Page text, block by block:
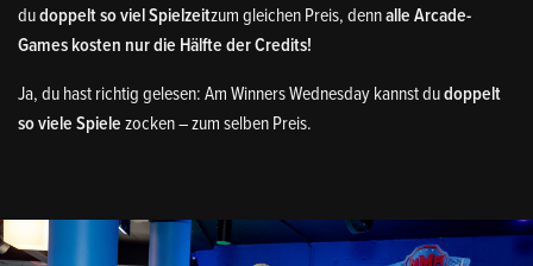
dudoppelt so viel Spielzeitzum gleichen Preis, dennalle Arcade-
Games kosten nur die Hälfte der Credits!
Ja, du hast richtig gelesen: Am Winners Wednesday kannst dudoppelt
so viele Spielezocken – zum selben Preis.